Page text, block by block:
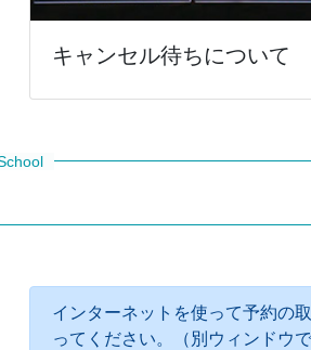
キャンセル待ちについて
インターネットを使って予約の
ってください。（別ウィンドウで